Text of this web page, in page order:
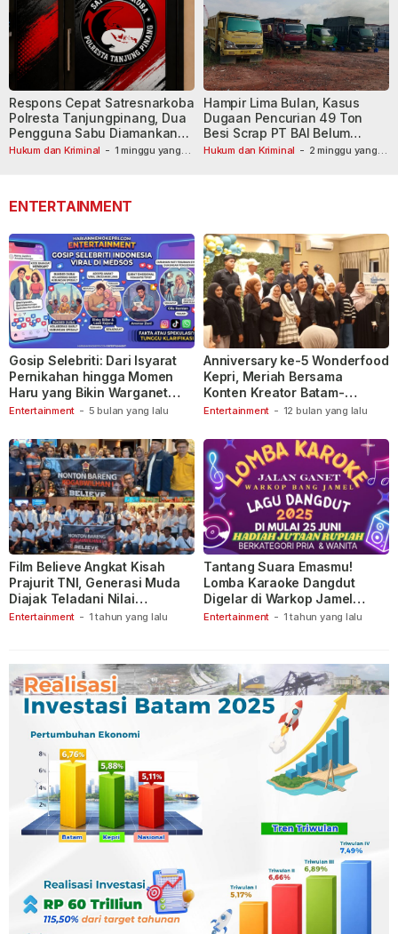
Hukum dan Kriminal - 1 minggu yang
Respons Cepat Satresnarkoba
Polresta Tanjungpinang, Dua
Pengguna Sabu Diamankan
Usai Dilaporkan ke Call Center
Hukum dan Kriminal - 2 minggu yang
Hampir Lima Bulan, Kasus
Dugaan Pencurian 49 Ton
Besi Scrap PT BAI Belum
Tetapkan Tersangka
ENTERTAINMENT
Entertainment - 5 bulan yang lalu
Gosip Selebriti: Dari Isyarat
Pernikahan hingga Momen
Haru yang Bikin Warganet
Berspekulasi
Entertainment - 12 bulan yang lalu
Anniversary ke-5 Wonderfood
Kepri, Meriah Bersama
Konten Kreator Batam-
Tanjungpinang
Entertainment - 1 tahun yang lalu
Film Believe Angkat Kisah
Prajurit TNI, Generasi Muda
Diajak Teladani Nilai
Keberanian
Entertainment - 1 tahun yang lalu
Tantang Suara Emasmu!
Lomba Karaoke Dangdut
Digelar di Warkop Jamel
Ganet